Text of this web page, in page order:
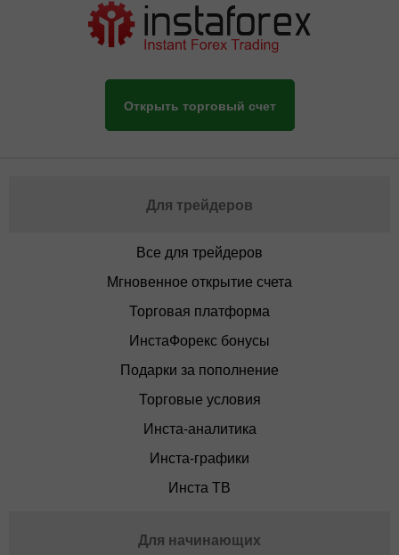
Открыть торговый счет
Для трейдеров
Все для трейдеров
Мгновенное открытие счета
Торговая платформа
ИнстаФорекс бонусы
Подарки за пополнение
Торговые условия
Инста-аналитика
Инста-графики
Инста ТВ
Для начинающих